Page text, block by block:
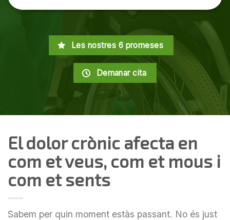
Les nostres 6 promeses
Demanar cita
El dolor crònic afecta en
com et veus, com et mous i
com et sents
Sabem per quin moment estàs passant. No és just